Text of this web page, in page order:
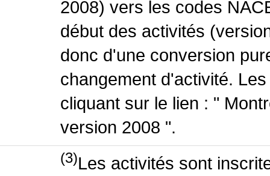
2008) vers les codes
début des activités
donc d'une conversion
changement d'activité.
cliquant sur le lien : "
version 2008 ".
(3)Les activités sont